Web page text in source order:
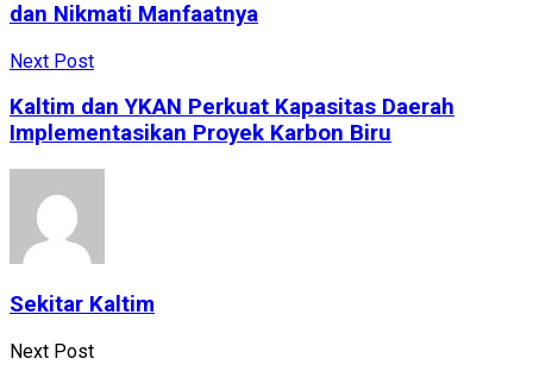
dan Nikmati Manfaatnya
Next Post
Kaltim dan YKAN Perkuat Kapasitas Daerah
Implementasikan Proyek Karbon Biru
Sekitar Kaltim
Next Post